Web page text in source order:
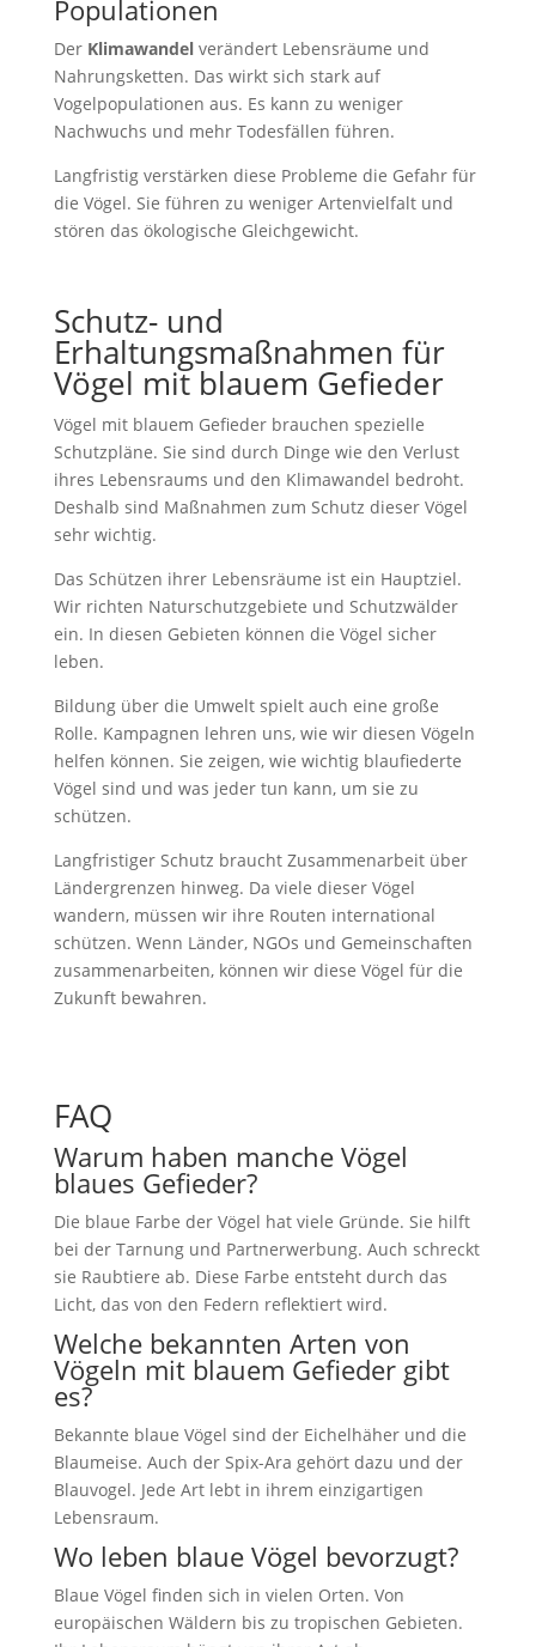
Populationen
Der Klimawandelverändert Lebensräume und
Nahrungsketten. Das wirkt sich stark auf
Vogelpopulationen aus. Es kann zu weniger
Nachwuchs und mehr Todesfällen führen.
Langfristig verstärken diese Probleme die Gefahr für
die Vögel. Sie führen zu weniger Artenvielfalt und
stören das ökologische Gleichgewicht.
Schutz- und
Erhaltungsmaßnahmen für
Vögel mit blauem Gefieder
Vögel mit blauem Gefieder brauchen spezielle
Schutzpläne. Sie sind durch Dinge wie den Verlust
ihres Lebensraums und den Klimawandel bedroht.
Deshalb sind Maßnahmen zum Schutz dieser Vögel
sehr wichtig.
Das Schützen ihrer Lebensräume ist ein Hauptziel.
Wir richten Naturschutzgebiete und Schutzwälder
ein. In diesen Gebieten können die Vögel sicher
leben.
Bildung über die Umwelt spielt auch eine große
Rolle. Kampagnen lehren uns, wie wir diesen Vögeln
helfen können. Sie zeigen, wie wichtig blaufiederte
Vögel sind und was jeder tun kann, um sie zu
schützen.
Langfristiger Schutz braucht Zusammenarbeit über
Ländergrenzen hinweg. Da viele dieser Vögel
wandern, müssen wir ihre Routen international
schützen. Wenn Länder, NGOs und Gemeinschaften
zusammenarbeiten, können wir diese Vögel für die
Zukunft bewahren.
FAQ
Warum haben manche Vögel
blaues Gefieder?
Die blaue Farbe der Vögel hat viele Gründe. Sie hilft
bei der Tarnung und Partnerwerbung. Auch schreckt
sie Raubtiere ab. Diese Farbe entsteht durch das
Licht, das von den Federn reflektiert wird.
Welche bekannten Arten von
Vögeln mit blauem Gefieder gibt
es?
Bekannte blaue Vögel sind der Eichelhäher und die
Blaumeise. Auch der Spix-Ara gehört dazu und der
Blauvogel. Jede Art lebt in ihrem einzigartigen
Lebensraum.
Wo leben blaue Vögel bevorzugt?
Blaue Vögel finden sich in vielen Orten. Von
europäischen Wäldern bis zu tropischen Gebieten.